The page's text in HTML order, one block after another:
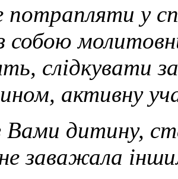
у
собою
слідкувати
активну
дитину,
заважала